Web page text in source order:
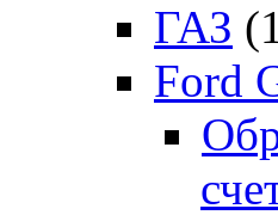
ГАЗ
Ford